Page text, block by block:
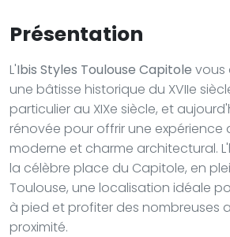
Présentation
L'Ibis Styles Toulouse Capitole vous
une bâtisse historique du XVIIe
particulier au XIXe siècle, et
rénovée pour offrir une
moderne et charme architectural.
la célèbre place du Capitole, en
Toulouse, une localisation idéale
à pied et profiter des nombreuses
proximité.